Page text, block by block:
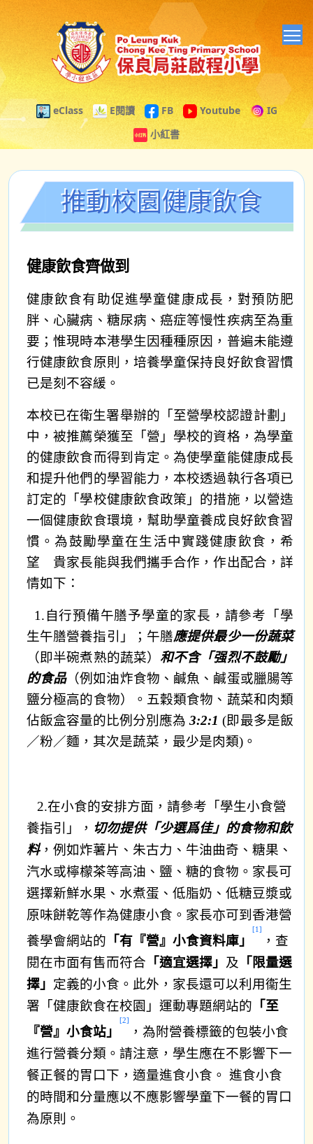
eClass E閱讀 FB Youtube
IG
小紅書
推動校園健康飲食
健康飲食齊做到
健康飲食有助促進學童健康成長，對預防肥
胖、心臟病、糖尿病、癌症等慢性疾病至為重
要；惟現時本港學生因種種原因，普遍未能遵
行健康飲食原則，培養學童保持良好飲食習慣
已是刻不容緩。
本校已在衛生署舉辦的「至營學校認證計劃」
中，被推薦榮獲至「營」學校的資格，為學童
的健康飲食而得到肯定。為使學童能健康成長
和提升他們的學習能力，本校透過執行各項已
訂定的「學校健康飲食政策」的措施，以營造
一個健康飲食環境，幫助學童養成良好飲食習
慣。為鼓勵學童在生活中實踐健康飲食，希
望 貴家長能與我們攜手合作，作出配合，詳
情如下：
1. 自行預備午膳予學童的家長，請參考「學
生午膳營養指引」；午膳應提供最少一份蔬菜
（即半碗煮熟的蔬菜） 和不含「强烈不鼓勵」
的食品（例如油炸食物、鹹魚、鹹蛋或臘腸等
鹽分極高的食物）。五穀類食物、蔬菜和肉類
佔飯盒容量的比例分別應為 3:2:1 (即最多是飯
／粉／麵，其次是蔬菜，最少是肉類)。
2.在小食的安排方面，請參考「學生小食營
養指引」， 切勿提供「少選爲佳」的食物和飲
料，例如炸薯片、朱古力、牛油曲奇、糖果、
汽水或檸檬茶等高油、鹽、糖的食物。家長可
選擇新鮮水果、水煮蛋、低脂奶、低糖豆漿或
原味餅乾等作為健康小食。家長亦可到香港營
養學會網站的 「有『營』小食資料庫」
[1]
，查
閱在市面有售而符合 「適宜選擇」 及 「限量選
擇」 定義的小食。此外，家長還可以利用衞生
署「健康飲食在校園」運動專題網站的 「至
『營』小食站」
[2]
，為附營養標籤的包裝小食
進行營養分類。請注意，學生應在不影響下一
餐正餐的胃口下，適量進食小食。 進食小食
的時間和分量應以不應影響學童下一餐的胃口
為原則。